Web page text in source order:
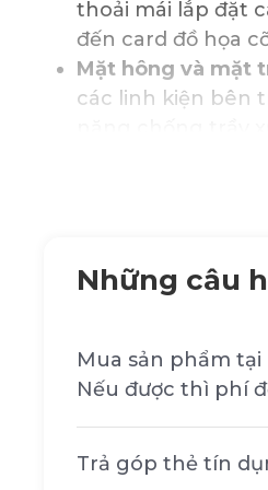
thoải mái lắp đặt
đến card đồ họa
Mặt hông và mặt
các linh kiện bên
Lưới tản nhiệt
các cấu hình cao
làm mát vượt trội.
Hỗ trợ đa dạng
Những câu
Mua sản phẩm
Nếu được thì phí
Trả góp thẻ tín